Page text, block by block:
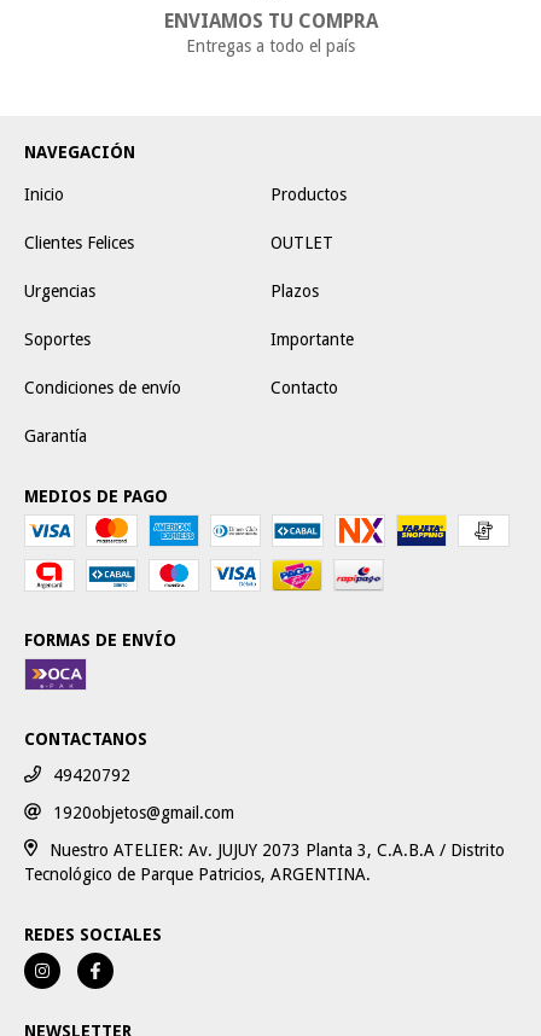
ENVIAMOS TU COMPRA
Entregas a todo el país
NAVEGACIÓN
Inicio Productos
Clientes Felices OUTLET
Urgencias Plazos
Soportes Importante
Condiciones de envío Contacto
Garantía
MEDIOS DE PAGO
FORMAS DE ENVÍO
CONTACTANOS
49420792
1920objetos@gmail.com
Nuestro ATELIER: Av. JUJUY 2073 Planta 3, C.A.B.A / Distrito
Tecnológico de Parque Patricios, ARGENTINA.
REDES SOCIALES
NEWSLETTER